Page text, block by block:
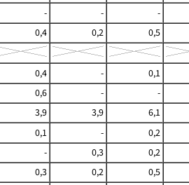
- -
-
0,4 0,2
0,5
0,4 -
0,1
0,6 -
-
3,9 3,9
6,1
0,1 -
0,2
- 0,3
0,2
0,3 0,2
0,5